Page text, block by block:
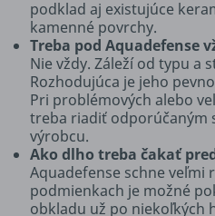
podklad aj existujúce
kamenné povrchy.
Treba pod Aquadefense
Nie vždy. Záleží od typu a
Rozhodujúca je jeho
Pri problémových alebo
treba riadiť odporúčaným
výrobcu.
Ako dlho treba čakať
Aquadefense schne veľmi
podmienkach je možné
obkladu už po niekoľkých